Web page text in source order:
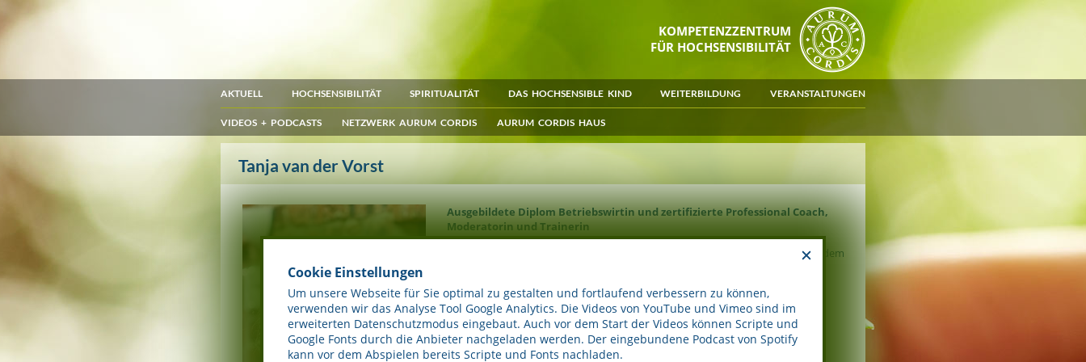
KOMPETENZZENTRUM
FÜR HOCHSENSIBILITÄT
AKTUELL HOCHSENSIBILITÄT SPIRITUALITÄT DAS HOCHSENSIBLE KIND WEITERBILDUNG VERANSTALTUNGEN
VIDEOS + PODCASTS NETZWERK AURUM CORDIS AURUM CORDIS HAUS
Tanja van der Vorst
Ausgebildete Diplom Betriebswirtin und zertifizierte Professional Coach,
Moderatorin und Trainerin
Mein Credo lautet: Jeder Mensch ist der beste Experte für sich selbst. Und trotzdem
Ich begleite Menschen und Organisationen, Führungskräfte und deren Teams
durch Entwicklungs- und Veränderungsprozesse. Dabei bin ich besonders
spezialisiert auf die Themen:
Cookie Einstellungen
Um unsere Webseite für Sie optimal zu gestalten und fortlaufend verbessern zu können,
verwenden wir das Analyse Tool Google Analytics. Die Videos von YouTube und Vimeo sind im
erweiterten Datenschutzmodus eingebaut. Auch vor dem Start der Videos können Scripte und
Google Fonts durch die Anbieter nachgeladen werden. Der eingebundene Podcast von Spotify
kann vor dem Abspielen bereits Scripte und Fonts nachladen.